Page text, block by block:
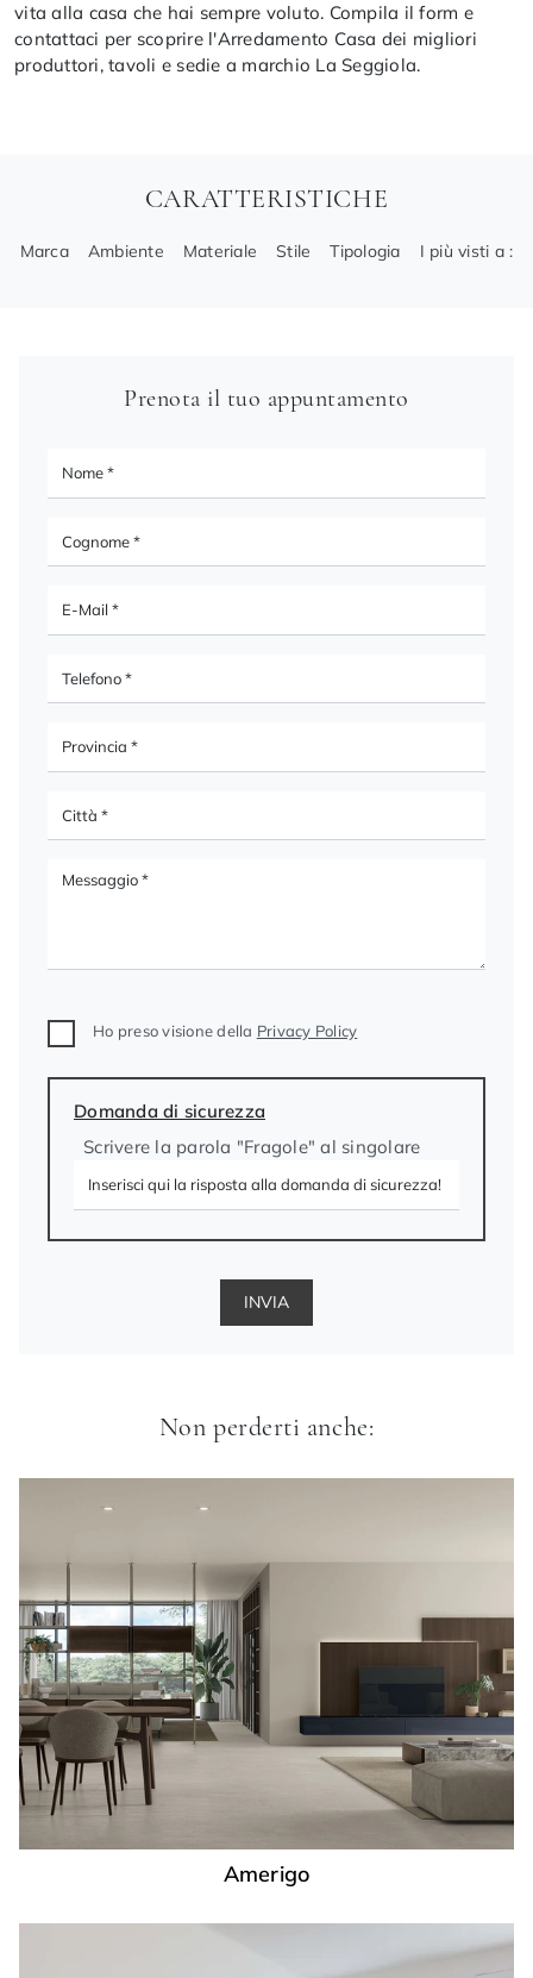
vita alla casa che hai sempre voluto. Compila il form e
contattaci per scoprire l'Arredamento Casa dei migliori
produttori, tavoli e sedie a marchio La Seggiola.
CARATTERISTICHE
Marca Ambiente Materiale Stile Tipologia I più visti a :
Prenota il tuo appuntamento
Ho preso visione della Privacy Policy
Domanda di sicurezza
Scrivere la parola "Fragole" al singolare
INVIA
Non perderti anche:
Amerigo